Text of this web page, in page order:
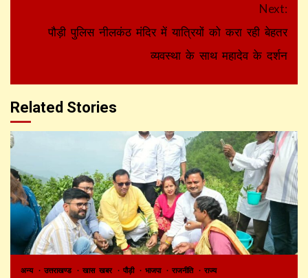
Next:
पौड़ी पुलिस नीलकंठ मंदिर में यात्रियों को करा रही बेहतर
व्यवस्था के साथ महादेव के दर्शन
Related Stories
अन्य उत्तराखण्ड खास खबर पौड़ी भाजपा राजनीति राज्य